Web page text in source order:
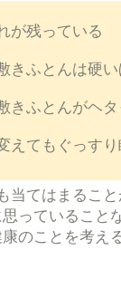
が残っている
きふとんは硬
きふとんがヘ
えてもぐっす
当てはまるこ
っていること
のことを考え